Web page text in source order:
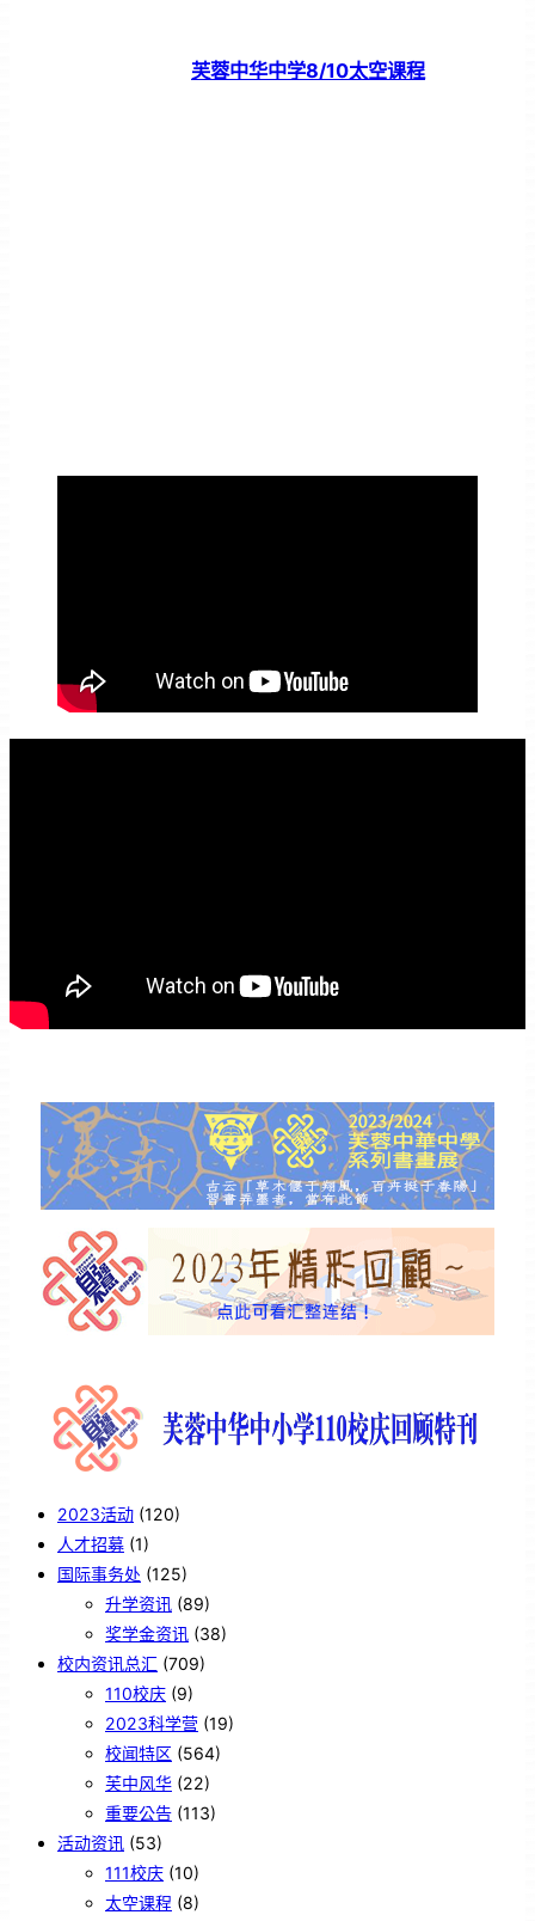
芙蓉中华中学8/10太空课程
2023活动 (120)
人才招募 (1)
国际事务处 (125)
升学资讯 (89)
奖学金资讯 (38)
校内资讯总汇 (709)
110校庆 (9)
2023科学营 (19)
校闻特区 (564)
芙中风华 (22)
重要公告 (113)
活动资讯 (53)
111校庆 (10)
太空课程 (8)